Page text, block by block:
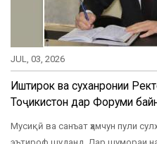
JUL, 03, 2026
Иштирок ва суханронии
Тоҷикистон дар Форуми
Мусиқӣ ва санъат ҳамчун пули